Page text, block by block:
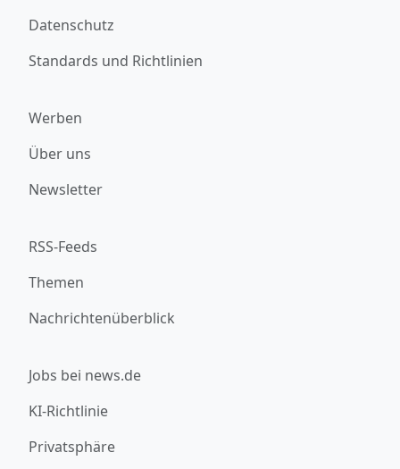
Datenschutz
Standards und Richtlinien
Werben
Über uns
Newsletter
RSS-Feeds
Themen
Nachrichtenüberblick
Jobs bei news.de
KI-Richtlinie
Privatsphäre